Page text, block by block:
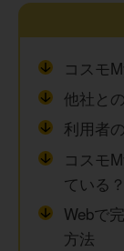
コスモ
他社と
利用者
コスモ
ている？
Webで
方法